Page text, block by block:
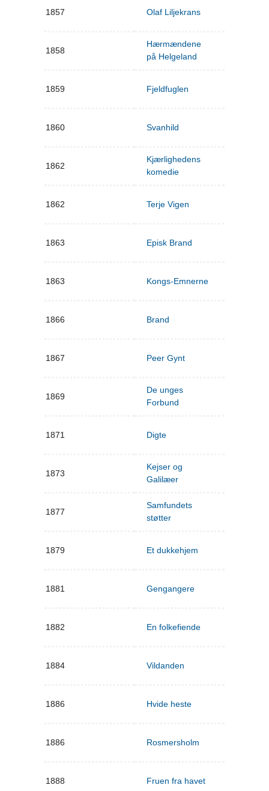
1857 Olaf Liljekrans
1858
Hærmændene
på Helgeland
1859 Fjeldfuglen
1860 Svanhild
1862
Kjærlighedens
komedie
1862 Terje Vigen
1863 Episk Brand
1863 Kongs-Emnerne
1866 Brand
1867 Peer Gynt
1869
De unges
Forbund
1871 Digte
1873
Kejser og
Galilæer
1877
Samfundets
støtter
1879 Et dukkehjem
1881 Gengangere
1882 En folkefiende
1884 Vildanden
1886 Hvide heste
1886 Rosmersholm
1888 Fruen fra havet